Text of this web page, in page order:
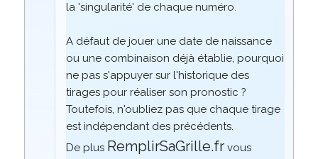
la 'singularité' de chaque numéro.
A défaut de jouer une date de naissance
ou une combinaison déjà établie, pourquoi
ne pas s'appuyer sur l'historique des
tirages pour réaliser son pronostic ?
Toutefois, n'oubliez pas que chaque tirage
est indépendant des précédents.
De plus RemplirSaGrille.frvous